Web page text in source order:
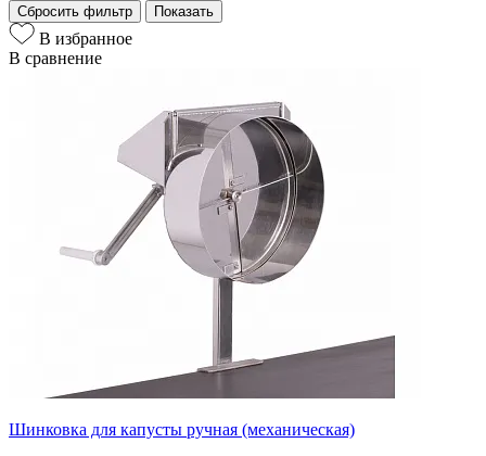
Сбросить фильтр Показать
В избранное
В сравнение
Шинковка для капусты ручная (механическая)